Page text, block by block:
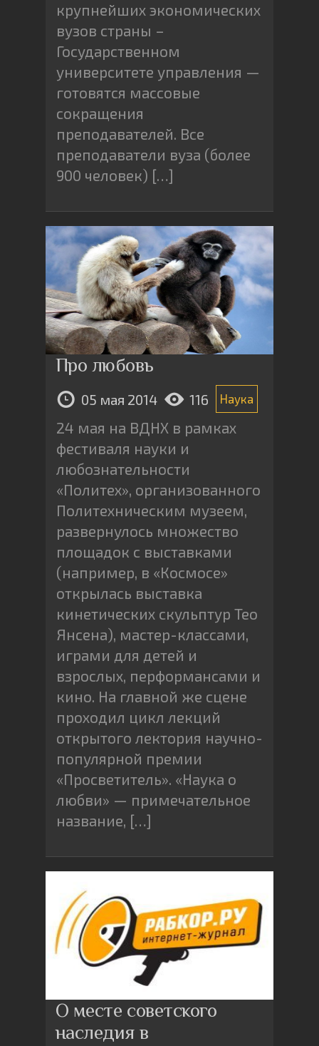
крупнейших экономических
вузов страны –
Государственном
университете управления —
готовятся массовые
сокращения
преподавателей. Все
преподаватели вуза (более
900 человек) […]
Про любовь
05 мая 2014 116 Наука
24 мая на ВДНХ в рамках
фестиваля науки и
любознательности
«Политех», организованного
Политехническим музеем,
развернулось множество
площадок с выставками
(например, в «Космосе»
открылась выставка
кинетических скульптур Тео
Янсена), мастер-классами,
играми для детей и
взрослых, перформансами и
кино. На главной же сцене
проходил цикл лекций
открытого лектория научно-
популярной премии
«Просветитель». «Наука о
любви» — примечательное
название, […]
О месте советского
наследия в